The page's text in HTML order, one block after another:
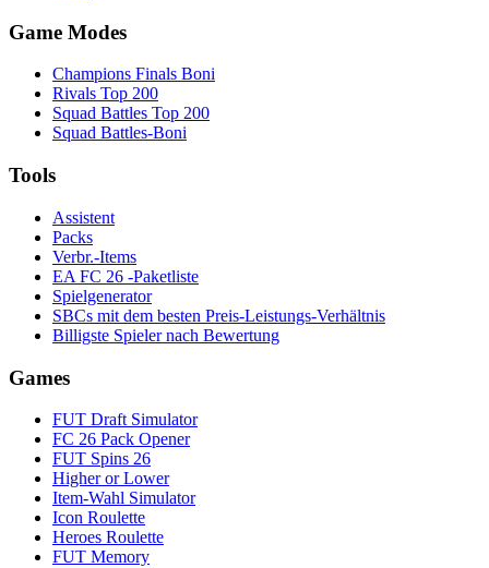
Game Modes
Champions Finals Boni
Rivals Top 200
Squad Battles Top 200
Squad Battles-Boni
Tools
Assistent
Packs
Verbr.-Items
EA FC 26 -Paketliste
Spielgenerator
SBCs mit dem besten Preis-Leistungs-Verhältnis
Billigste Spieler nach Bewertung
Games
FUT Draft Simulator
FC 26 Pack Opener
FUT Spins 26
Higher or Lower
Item-Wahl Simulator
Icon Roulette
Heroes Roulette
FUT Memory